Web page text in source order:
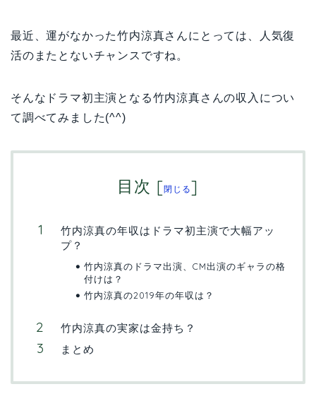
最近、運がなかった竹内涼真さんにとっては、人気復
活のまたとないチャンスですね。
そんなドラマ初主演となる竹内涼真さんの収入につい
て調べてみました(^^)
目次 [閉じる]
竹内涼真の年収はドラマ初主演で大幅アッ
プ？
竹内涼真のドラマ出演、CM出演のギャラの格
付けは？
竹内涼真の2019年の年収は？
竹内涼真の実家は金持ち？
まとめ